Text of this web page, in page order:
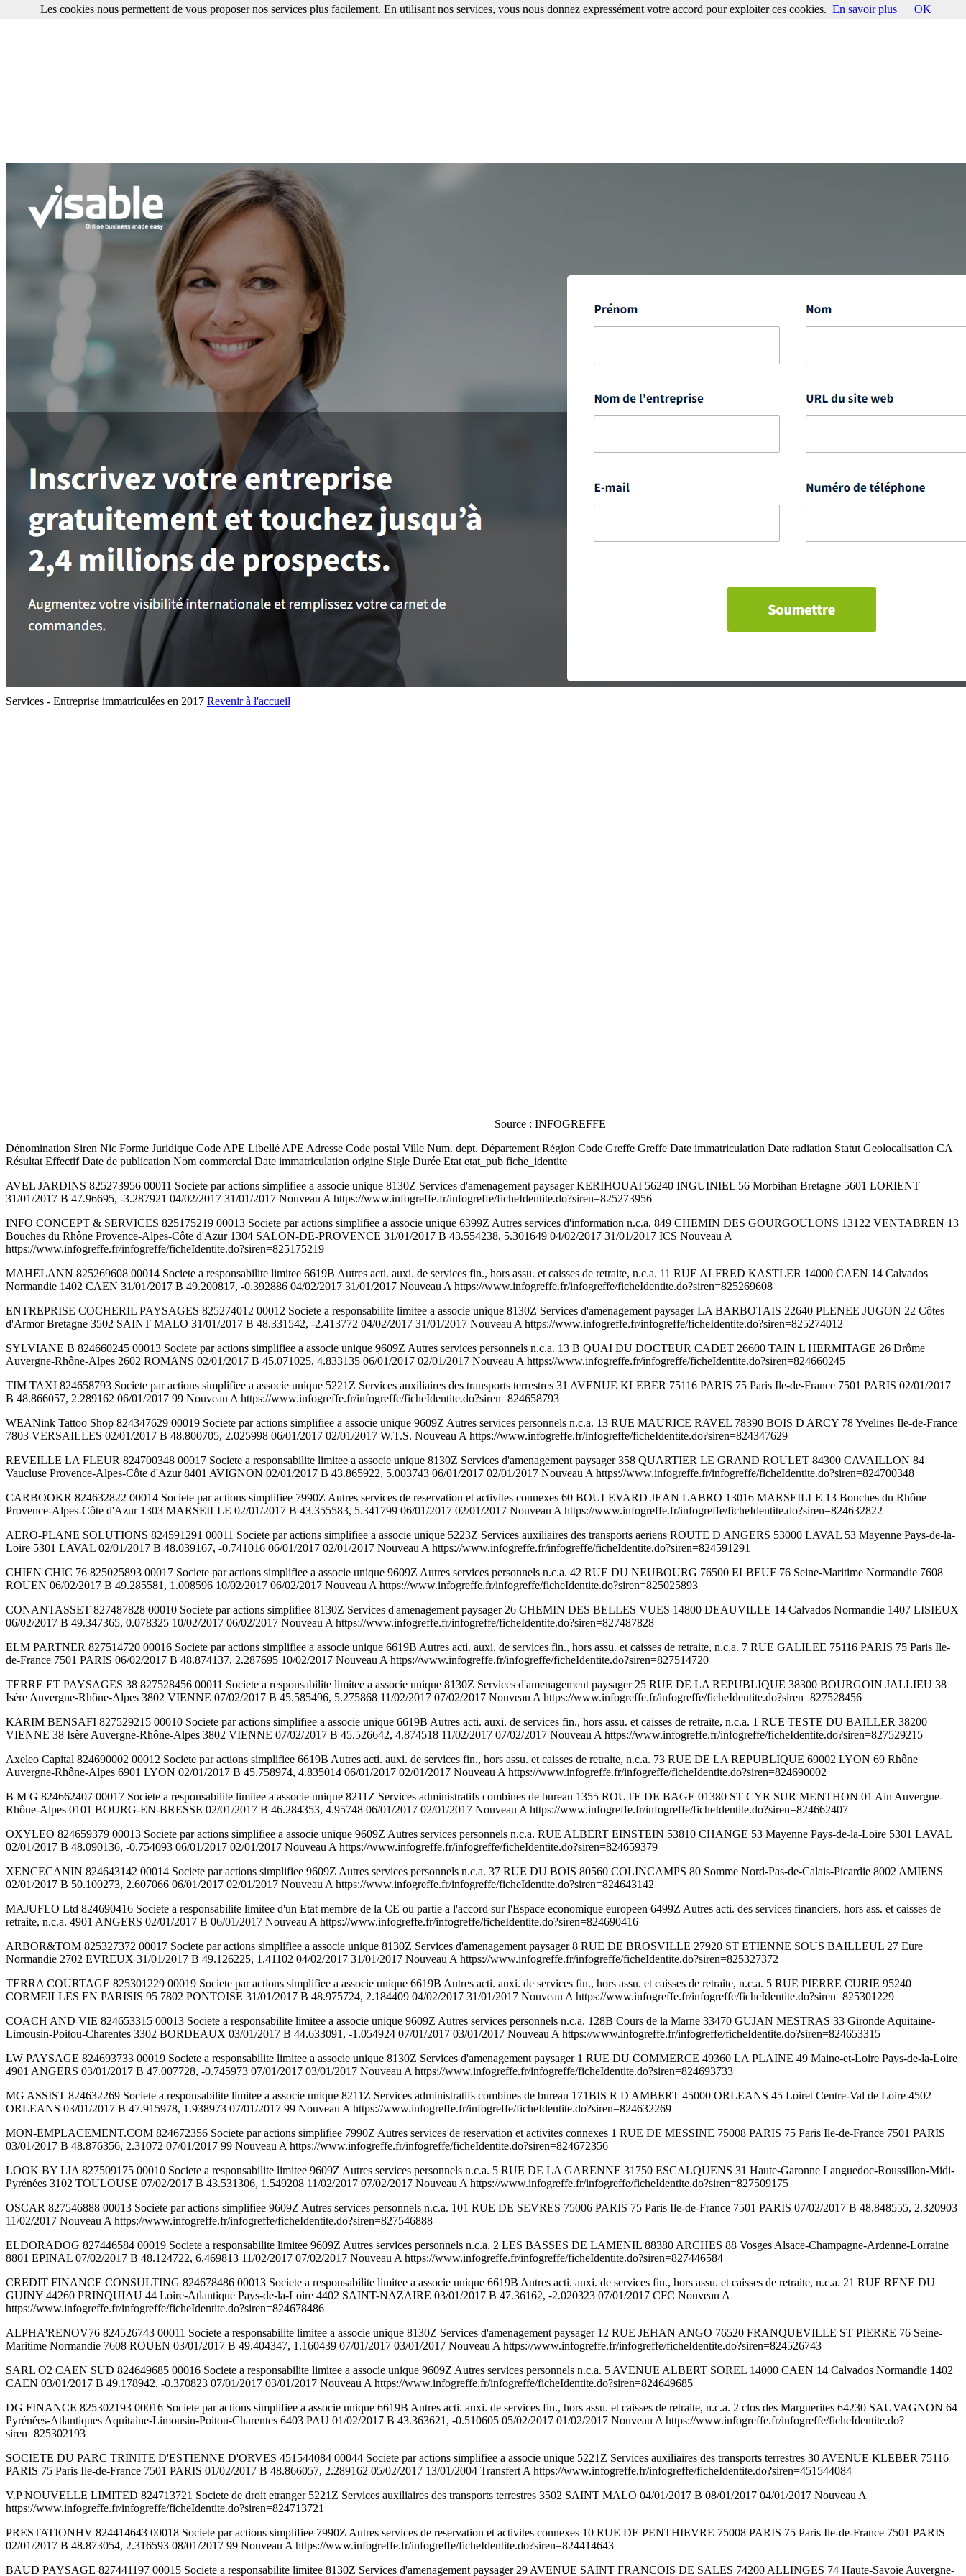
Services - Entreprise immatriculées en 2017 Revenir à l'accueil
Source : INFOGREFFE
Dénomination Siren Nic Forme Juridique Code APE Libellé APE Adresse Code postal Ville Num. dept. Département Région Code Greffe Greffe Date immatriculation Date radiation Statut Geolocalisation CA
Résultat Effectif Date de publication Nom commercial Date immatriculation origine Sigle Durée Etat etat_pub fiche_identite
AVEL JARDINS 825273956 00011 Societe par actions simplifiee a associe unique 8130Z Services d'amenagement paysager KERIHOUAI 56240 INGUINIEL 56 Morbihan Bretagne 5601 LORIENT
31/01/2017 B 47.96695, -3.287921 04/02/2017 31/01/2017 Nouveau A https://www.infogreffe.fr/infogreffe/ficheIdentite.do?siren=825273956
INFO CONCEPT & SERVICES 825175219 00013 Societe par actions simplifiee a associe unique 6399Z Autres services d'information n.c.a. 849 CHEMIN DES GOURGOULONS 13122 VENTABREN 13
Bouches du Rhône Provence-Alpes-Côte d'Azur 1304 SALON-DE-PROVENCE 31/01/2017 B 43.554238, 5.301649 04/02/2017 31/01/2017 ICS Nouveau A
https://www.infogreffe.fr/infogreffe/ficheIdentite.do?siren=825175219
MAHELANN 825269608 00014 Societe a responsabilite limitee 6619B Autres acti. auxi. de services fin., hors assu. et caisses de retraite, n.c.a. 11 RUE ALFRED KASTLER 14000 CAEN 14 Calvados
Normandie 1402 CAEN 31/01/2017 B 49.200817, -0.392886 04/02/2017 31/01/2017 Nouveau A https://www.infogreffe.fr/infogreffe/ficheIdentite.do?siren=825269608
ENTREPRISE COCHERIL PAYSAGES 825274012 00012 Societe a responsabilite limitee a associe unique 8130Z Services d'amenagement paysager LA BARBOTAIS 22640 PLENEE JUGON 22 Côtes
d'Armor Bretagne 3502 SAINT MALO 31/01/2017 B 48.331542, -2.413772 04/02/2017 31/01/2017 Nouveau A https://www.infogreffe.fr/infogreffe/ficheIdentite.do?siren=825274012
SYLVIANE B 824660245 00013 Societe par actions simplifiee a associe unique 9609Z Autres services personnels n.c.a. 13 B QUAI DU DOCTEUR CADET 26600 TAIN L HERMITAGE 26 Drôme
Auvergne-Rhône-Alpes 2602 ROMANS 02/01/2017 B 45.071025, 4.833135 06/01/2017 02/01/2017 Nouveau A https://www.infogreffe.fr/infogreffe/ficheIdentite.do?siren=824660245
TIM TAXI 824658793 Societe par actions simplifiee a associe unique 5221Z Services auxiliaires des transports terrestres 31 AVENUE KLEBER 75116 PARIS 75 Paris Ile-de-France 7501 PARIS 02/01/2017
B 48.866057, 2.289162 06/01/2017 99 Nouveau A https://www.infogreffe.fr/infogreffe/ficheIdentite.do?siren=824658793
WEANink Tattoo Shop 824347629 00019 Societe par actions simplifiee a associe unique 9609Z Autres services personnels n.c.a. 13 RUE MAURICE RAVEL 78390 BOIS D ARCY 78 Yvelines Ile-de-France
7803 VERSAILLES 02/01/2017 B 48.800705, 2.025998 06/01/2017 02/01/2017 W.T.S. Nouveau A https://www.infogreffe.fr/infogreffe/ficheIdentite.do?siren=824347629
REVEILLE LA FLEUR 824700348 00017 Societe a responsabilite limitee a associe unique 8130Z Services d'amenagement paysager 358 QUARTIER LE GRAND ROULET 84300 CAVAILLON 84
Vaucluse Provence-Alpes-Côte d'Azur 8401 AVIGNON 02/01/2017 B 43.865922, 5.003743 06/01/2017 02/01/2017 Nouveau A https://www.infogreffe.fr/infogreffe/ficheIdentite.do?siren=824700348
CARBOOKR 824632822 00014 Societe par actions simplifiee 7990Z Autres services de reservation et activites connexes 60 BOULEVARD JEAN LABRO 13016 MARSEILLE 13 Bouches du Rhône
Provence-Alpes-Côte d'Azur 1303 MARSEILLE 02/01/2017 B 43.355583, 5.341799 06/01/2017 02/01/2017 Nouveau A https://www.infogreffe.fr/infogreffe/ficheIdentite.do?siren=824632822
AERO-PLANE SOLUTIONS 824591291 00011 Societe par actions simplifiee a associe unique 5223Z Services auxiliaires des transports aeriens ROUTE D ANGERS 53000 LAVAL 53 Mayenne Pays-de-la-
Loire 5301 LAVAL 02/01/2017 B 48.039167, -0.741016 06/01/2017 02/01/2017 Nouveau A https://www.infogreffe.fr/infogreffe/ficheIdentite.do?siren=824591291
CHIEN CHIC 76 825025893 00017 Societe par actions simplifiee a associe unique 9609Z Autres services personnels n.c.a. 42 RUE DU NEUBOURG 76500 ELBEUF 76 Seine-Maritime Normandie 7608
ROUEN 06/02/2017 B 49.285581, 1.008596 10/02/2017 06/02/2017 Nouveau A https://www.infogreffe.fr/infogreffe/ficheIdentite.do?siren=825025893
CONANTASSET 827487828 00010 Societe par actions simplifiee 8130Z Services d'amenagement paysager 26 CHEMIN DES BELLES VUES 14800 DEAUVILLE 14 Calvados Normandie 1407 LISIEUX
06/02/2017 B 49.347365, 0.078325 10/02/2017 06/02/2017 Nouveau A https://www.infogreffe.fr/infogreffe/ficheIdentite.do?siren=827487828
ELM PARTNER 827514720 00016 Societe par actions simplifiee a associe unique 6619B Autres acti. auxi. de services fin., hors assu. et caisses de retraite, n.c.a. 7 RUE GALILEE 75116 PARIS 75 Paris Ile-
de-France 7501 PARIS 06/02/2017 B 48.874137, 2.287695 10/02/2017 Nouveau A https://www.infogreffe.fr/infogreffe/ficheIdentite.do?siren=827514720
TERRE ET PAYSAGES 38 827528456 00011 Societe a responsabilite limitee a associe unique 8130Z Services d'amenagement paysager 25 RUE DE LA REPUBLIQUE 38300 BOURGOIN JALLIEU 38
Isère Auvergne-Rhône-Alpes 3802 VIENNE 07/02/2017 B 45.585496, 5.275868 11/02/2017 07/02/2017 Nouveau A https://www.infogreffe.fr/infogreffe/ficheIdentite.do?siren=827528456
KARIM BENSAFI 827529215 00010 Societe par actions simplifiee a associe unique 6619B Autres acti. auxi. de services fin., hors assu. et caisses de retraite, n.c.a. 1 RUE TESTE DU BAILLER 38200
VIENNE 38 Isère Auvergne-Rhône-Alpes 3802 VIENNE 07/02/2017 B 45.526642, 4.874518 11/02/2017 07/02/2017 Nouveau A https://www.infogreffe.fr/infogreffe/ficheIdentite.do?siren=827529215
Axeleo Capital 824690002 00012 Societe par actions simplifiee 6619B Autres acti. auxi. de services fin., hors assu. et caisses de retraite, n.c.a. 73 RUE DE LA REPUBLIQUE 69002 LYON 69 Rhône
Auvergne-Rhône-Alpes 6901 LYON 02/01/2017 B 45.758974, 4.835014 06/01/2017 02/01/2017 Nouveau A https://www.infogreffe.fr/infogreffe/ficheIdentite.do?siren=824690002
B M G 824662407 00017 Societe a responsabilite limitee a associe unique 8211Z Services administratifs combines de bureau 1355 ROUTE DE BAGE 01380 ST CYR SUR MENTHON 01 Ain Auvergne-
Rhône-Alpes 0101 BOURG-EN-BRESSE 02/01/2017 B 46.284353, 4.95748 06/01/2017 02/01/2017 Nouveau A https://www.infogreffe.fr/infogreffe/ficheIdentite.do?siren=824662407
OXYLEO 824659379 00013 Societe par actions simplifiee a associe unique 9609Z Autres services personnels n.c.a. RUE ALBERT EINSTEIN 53810 CHANGE 53 Mayenne Pays-de-la-Loire 5301 LAVAL
02/01/2017 B 48.090136, -0.754093 06/01/2017 02/01/2017 Nouveau A https://www.infogreffe.fr/infogreffe/ficheIdentite.do?siren=824659379
XENCECANIN 824643142 00014 Societe par actions simplifiee 9609Z Autres services personnels n.c.a. 37 RUE DU BOIS 80560 COLINCAMPS 80 Somme Nord-Pas-de-Calais-Picardie 8002 AMIENS
02/01/2017 B 50.100273, 2.607066 06/01/2017 02/01/2017 Nouveau A https://www.infogreffe.fr/infogreffe/ficheIdentite.do?siren=824643142
MAJUFLO Ltd 824690416 Societe a responsabilite limitee d'un Etat membre de la CE ou partie a l'accord sur l'Espace economique europeen 6499Z Autres acti. des services financiers, hors ass. et caisses de
retraite, n.c.a. 4901 ANGERS 02/01/2017 B 06/01/2017 Nouveau A https://www.infogreffe.fr/infogreffe/ficheIdentite.do?siren=824690416
ARBOR&TOM 825327372 00017 Societe par actions simplifiee a associe unique 8130Z Services d'amenagement paysager 8 RUE DE BROSVILLE 27920 ST ETIENNE SOUS BAILLEUL 27 Eure
Normandie 2702 EVREUX 31/01/2017 B 49.126225, 1.41102 04/02/2017 31/01/2017 Nouveau A https://www.infogreffe.fr/infogreffe/ficheIdentite.do?siren=825327372
TERRA COURTAGE 825301229 00019 Societe par actions simplifiee a associe unique 6619B Autres acti. auxi. de services fin., hors assu. et caisses de retraite, n.c.a. 5 RUE PIERRE CURIE 95240
CORMEILLES EN PARISIS 95 7802 PONTOISE 31/01/2017 B 48.975724, 2.184409 04/02/2017 31/01/2017 Nouveau A https://www.infogreffe.fr/infogreffe/ficheIdentite.do?siren=825301229
COACH AND VIE 824653315 00013 Societe a responsabilite limitee a associe unique 9609Z Autres services personnels n.c.a. 128B Cours de la Marne 33470 GUJAN MESTRAS 33 Gironde Aquitaine-
Limousin-Poitou-Charentes 3302 BORDEAUX 03/01/2017 B 44.633091, -1.054924 07/01/2017 03/01/2017 Nouveau A https://www.infogreffe.fr/infogreffe/ficheIdentite.do?siren=824653315
LW PAYSAGE 824693733 00019 Societe a responsabilite limitee a associe unique 8130Z Services d'amenagement paysager 1 RUE DU COMMERCE 49360 LA PLAINE 49 Maine-et-Loire Pays-de-la-Loire
4901 ANGERS 03/01/2017 B 47.007728, -0.745973 07/01/2017 03/01/2017 Nouveau A https://www.infogreffe.fr/infogreffe/ficheIdentite.do?siren=824693733
MG ASSIST 824632269 Societe a responsabilite limitee a associe unique 8211Z Services administratifs combines de bureau 171BIS R D'AMBERT 45000 ORLEANS 45 Loiret Centre-Val de Loire 4502
ORLEANS 03/01/2017 B 47.915978, 1.938973 07/01/2017 99 Nouveau A https://www.infogreffe.fr/infogreffe/ficheIdentite.do?siren=824632269
MON-EMPLACEMENT.COM 824672356 Societe par actions simplifiee 7990Z Autres services de reservation et activites connexes 1 RUE DE MESSINE 75008 PARIS 75 Paris Ile-de-France 7501 PARIS
03/01/2017 B 48.876356, 2.31072 07/01/2017 99 Nouveau A https://www.infogreffe.fr/infogreffe/ficheIdentite.do?siren=824672356
LOOK BY LIA 827509175 00010 Societe a responsabilite limitee 9609Z Autres services personnels n.c.a. 5 RUE DE LA GARENNE 31750 ESCALQUENS 31 Haute-Garonne Languedoc-Roussillon-Midi-
Pyrénées 3102 TOULOUSE 07/02/2017 B 43.531306, 1.549208 11/02/2017 07/02/2017 Nouveau A https://www.infogreffe.fr/infogreffe/ficheIdentite.do?siren=827509175
OSCAR 827546888 00013 Societe par actions simplifiee 9609Z Autres services personnels n.c.a. 101 RUE DE SEVRES 75006 PARIS 75 Paris Ile-de-France 7501 PARIS 07/02/2017 B 48.848555, 2.320903
11/02/2017 Nouveau A https://www.infogreffe.fr/infogreffe/ficheIdentite.do?siren=827546888
ELDORADOG 827446584 00019 Societe a responsabilite limitee 9609Z Autres services personnels n.c.a. 2 LES BASSES DE LAMENIL 88380 ARCHES 88 Vosges Alsace-Champagne-Ardenne-Lorraine
8801 EPINAL 07/02/2017 B 48.124722, 6.469813 11/02/2017 07/02/2017 Nouveau A https://www.infogreffe.fr/infogreffe/ficheIdentite.do?siren=827446584
CREDIT FINANCE CONSULTING 824678486 00013 Societe a responsabilite limitee a associe unique 6619B Autres acti. auxi. de services fin., hors assu. et caisses de retraite, n.c.a. 21 RUE RENE DU
GUINY 44260 PRINQUIAU 44 Loire-Atlantique Pays-de-la-Loire 4402 SAINT-NAZAIRE 03/01/2017 B 47.36162, -2.020323 07/01/2017 CFC Nouveau A
https://www.infogreffe.fr/infogreffe/ficheIdentite.do?siren=824678486
ALPHA'RENOV76 824526743 00011 Societe a responsabilite limitee a associe unique 8130Z Services d'amenagement paysager 12 RUE JEHAN ANGO 76520 FRANQUEVILLE ST PIERRE 76 Seine-
Maritime Normandie 7608 ROUEN 03/01/2017 B 49.404347, 1.160439 07/01/2017 03/01/2017 Nouveau A https://www.infogreffe.fr/infogreffe/ficheIdentite.do?siren=824526743
SARL O2 CAEN SUD 824649685 00016 Societe a responsabilite limitee a associe unique 9609Z Autres services personnels n.c.a. 5 AVENUE ALBERT SOREL 14000 CAEN 14 Calvados Normandie 1402
CAEN 03/01/2017 B 49.178942, -0.370823 07/01/2017 03/01/2017 Nouveau A https://www.infogreffe.fr/infogreffe/ficheIdentite.do?siren=824649685
DG FINANCE 825302193 00016 Societe par actions simplifiee a associe unique 6619B Autres acti. auxi. de services fin., hors assu. et caisses de retraite, n.c.a. 2 clos des Marguerites 64230 SAUVAGNON 64
Pyrénées-Atlantiques Aquitaine-Limousin-Poitou-Charentes 6403 PAU 01/02/2017 B 43.363621, -0.510605 05/02/2017 01/02/2017 Nouveau A https://www.infogreffe.fr/infogreffe/ficheIdentite.do?
siren=825302193
SOCIETE DU PARC TRINITE D'ESTIENNE D'ORVES 451544084 00044 Societe par actions simplifiee a associe unique 5221Z Services auxiliaires des transports terrestres 30 AVENUE KLEBER 75116
PARIS 75 Paris Ile-de-France 7501 PARIS 01/02/2017 B 48.866057, 2.289162 05/02/2017 13/01/2004 Transfert A https://www.infogreffe.fr/infogreffe/ficheIdentite.do?siren=451544084
V.P NOUVELLE LIMITED 824713721 Societe de droit etranger 5221Z Services auxiliaires des transports terrestres 3502 SAINT MALO 04/01/2017 B 08/01/2017 04/01/2017 Nouveau A
https://www.infogreffe.fr/infogreffe/ficheIdentite.do?siren=824713721
PRESTATIONHV 824414643 00018 Societe par actions simplifiee 7990Z Autres services de reservation et activites connexes 10 RUE DE PENTHIEVRE 75008 PARIS 75 Paris Ile-de-France 7501 PARIS
02/01/2017 B 48.873054, 2.316593 08/01/2017 99 Nouveau A https://www.infogreffe.fr/infogreffe/ficheIdentite.do?siren=824414643
BAUD PAYSAGE 827441197 00015 Societe a responsabilite limitee 8130Z Services d'amenagement paysager 29 AVENUE SAINT FRANCOIS DE SALES 74200 ALLINGES 74 Haute-Savoie Auvergne-
Les cookies nous permettent de vous proposer nos services plus facilement. En utilisant nos services, vous nous donnez expressément votre accord pour exploiter ces cookies. En savoir plus OK